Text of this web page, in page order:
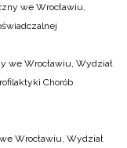
we Wrocławiu,
we Wrocławiu, Wydział
Chorób
Wrocławiu, Wydział